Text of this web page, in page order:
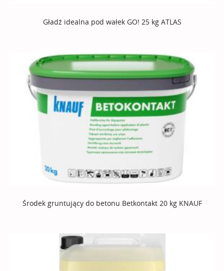
Gładź idealna pod wałek GO! 25 kg ATLAS
Środek gruntujący do betonu Betkontakt 20 kg KNAUF